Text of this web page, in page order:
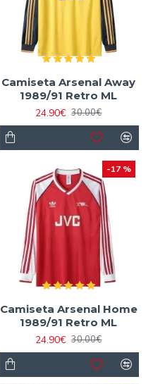
Camiseta Arsenal Away
1989/91 Retro ML
24.90€ 30.00€
-17 %
Camiseta Arsenal Home
1989/91 Retro ML
24.90€ 30.00€